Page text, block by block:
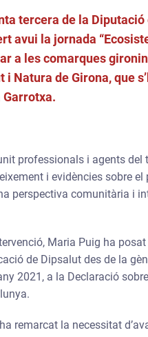
tercera de la
avui la jornada
a les comarques
Natura de Girona, que
Garrotxa.
professionals i agents del
i evidències sobre
perspectiva comunitària i
Maria Puig ha
de Dipsalut des de la
2021, a la Declaració
remarcat la necessitat